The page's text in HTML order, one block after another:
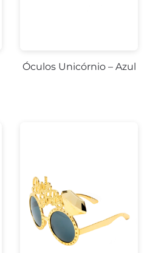
Óculos Unicórnio – Azul